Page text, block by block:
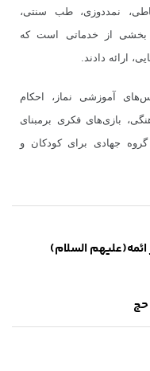
نمددوزی، طب سنتی،
بخشی از خدماتی است که
ارائه دادند.
آموزشی نماز، احکام
بازی‌های فکری برمبنای
گروه جهادی برای کودکان و
السلام)
حج